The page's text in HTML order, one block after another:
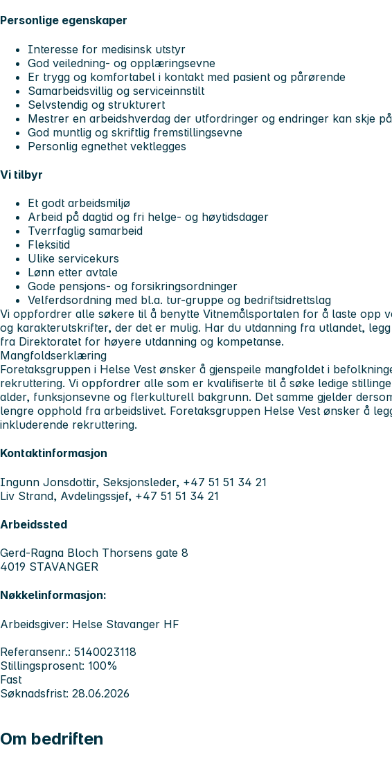
Personlige egenskaper
Interesse for medisinsk utstyr
God veiledning- og opplæringsevne
Er trygg og komfortabel i kontakt med pasient og pårørende
Samarbeidsvillig og serviceinnstilt
Selvstendig og strukturert
Mestrer en arbeidshverdag der utfordringer og endringer kan skje
God muntlig og skriftlig fremstillingsevne
Personlig egnethet vektlegges
Vi tilbyr
Et godt arbeidsmiljø
Arbeid på dagtid og fri helge- og høytidsdager
Tverrfaglig samarbeid
Fleksitid
Ulike servicekurs
Lønn etter avtale
Gode pensjons- og forsikringsordninger
Velferdsordning med bl.a. tur-gruppe og bedriftsidrettslag
Vi oppfordrer alle søkere til å benytte Vitnemålsportalen for å laste opp
og karakterutskrifter, der det er mulig. Har du utdanning fra utlandet,
fra Direktoratet for høyere utdanning og kompetanse.
Mangfoldserklæring
Foretaksgruppen i Helse Vest ønsker å gjenspeile mangfoldet i
rekruttering. Vi oppfordrer alle som er kvalifiserte til å søke ledige
alder, funksjonsevne og flerkulturell bakgrunn. Det samme gjelder
lengre opphold fra arbeidslivet. Foretaksgruppen Helse Vest ønsker å
inkluderende rekruttering.
Kontaktinformasjon
Ingunn Jonsdottir, Seksjonsleder, +47 51 51 34 21
Liv Strand, Avdelingssjef, +47 51 51 34 21
Arbeidssted
Gerd-Ragna Bloch Thorsens gate 8
4019 STAVANGER
Nøkkelinformasjon:
Arbeidsgiver: Helse Stavanger HF
Referansenr.: 5140023118
Stillingsprosent: 100%
Fast
Søknadsfrist: 28.06.2026
Om bedriften